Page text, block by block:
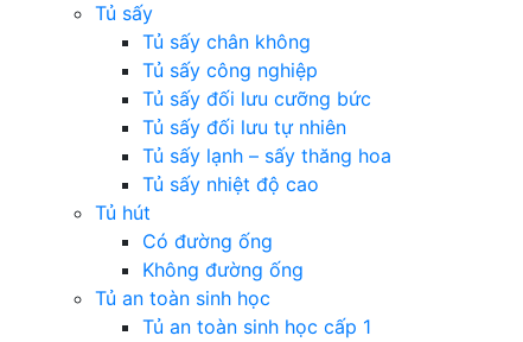
Tủ sấy
Tủ sấy chân không
Tủ sấy công nghiệp
Tủ sấy đối lưu cưỡng bức
Tủ sấy đối lưu tự nhiên
Tủ sấy lạnh – sấy thăng hoa
Tủ sấy nhiệt độ cao
Tủ hút
Có đường ống
Không đường ống
Tủ an toàn sinh học
Tủ an toàn sinh học cấp 1